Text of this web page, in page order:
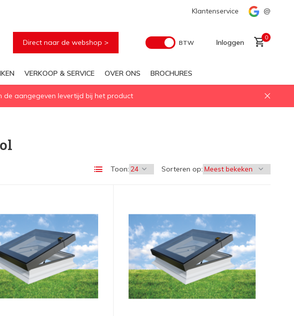
Klantenservice @
Direct naar de webshop > BTW Inloggen
0
VERKOOP & SERVICE OVER ONS BROCHURES
de aangegeven levertijd bij het product
Toon: Sorteren op: